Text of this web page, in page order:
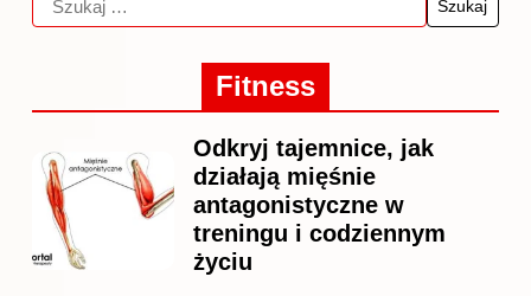
Fitness
Odkryj tajemnice, jak
działają mięśnie
antagonistyczne w
treningu i codziennym
życiu